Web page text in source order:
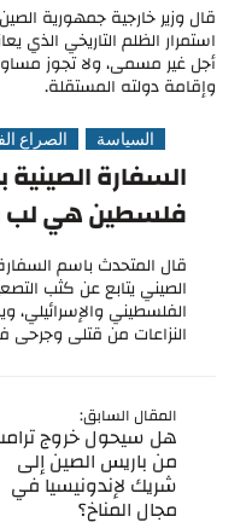
قال وزير خارجية جمهورية
استمرار الظلم التاريخي
أجل غير مسمى، ولا تجوز
وإقامة دولته المستقلة.
السياسة الصراع
السفارة
فلسطين هي لب
قال المتحدث باسم
الصيني يتابع عن كثب
الفلسطيني والإسرائيلي،
النزاعات من قتلى
المقال السابق:
هل سيحول خروج
من باريس الصين إلى
شريك لإندونيسيا في
مجال المناخ؟